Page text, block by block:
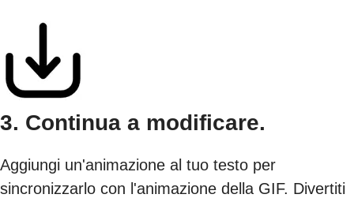
3. Continua a modificare.
Aggiungi un'animazione al tuo testo per
sincronizzarlo con l'animazione della GIF. Divertiti